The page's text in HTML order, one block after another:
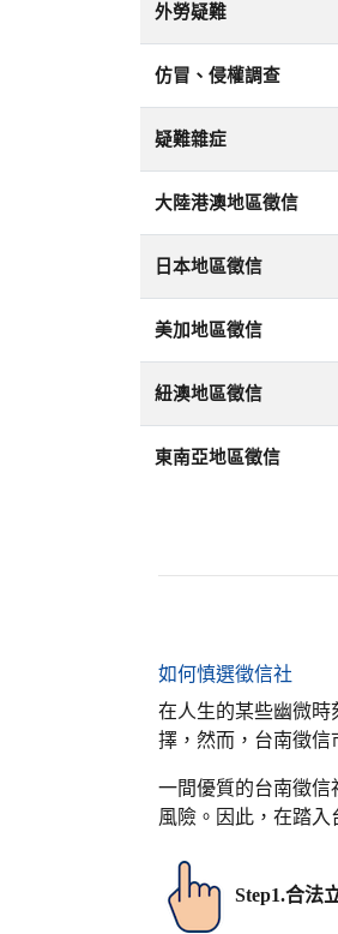
外勞疑難
仿冒、侵權調查
疑難雜症
大陸港澳地區徵信
日本地區徵信
美加地區徵信
紐澳地區徵信
東南亞地區徵信
如何慎選徵信社
在人生的某些幽微時
擇，然而，台南徵信
一間優質的台南徵信
風險。因此，在踏入
Step1.合法